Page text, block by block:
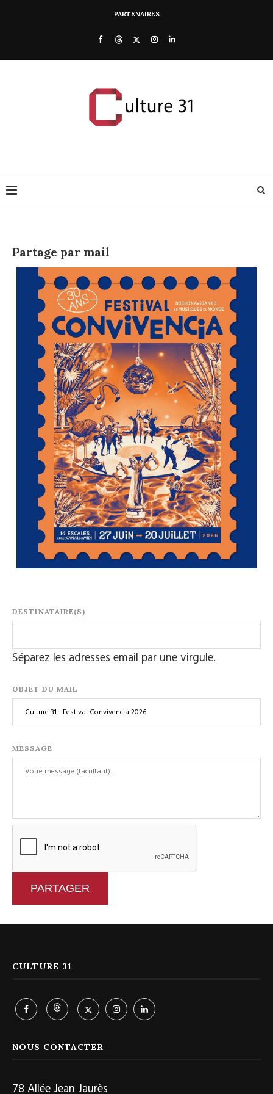
PARTENAIRES
Partage par mail
DESTINATAIRE(S)
Séparez les adresses email par une virgule.
OBJET DU MAIL
MESSAGE
PARTAGER
CULTURE 31
NOUS CONTACTER
78 Allée Jean Jaurès